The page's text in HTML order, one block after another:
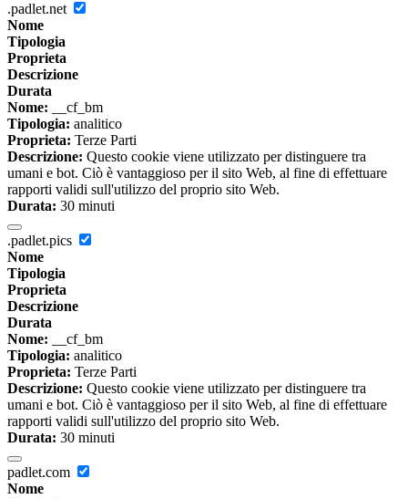
.padlet.net
Nome
Tipologia
Proprieta
Descrizione
Durata
Nome: __cf_bm
Tipologia: analitico
Proprieta: Terze Parti
Descrizione: Questo cookie viene utilizzato per distinguere tra
umani e bot. Ciò è vantaggioso per il sito Web, al fine di effettuare
rapporti validi sull'utilizzo del proprio sito Web.
Durata: 30 minuti
.padlet.pics
Nome
Tipologia
Proprieta
Descrizione
Durata
Nome: __cf_bm
Tipologia: analitico
Proprieta: Terze Parti
Descrizione: Questo cookie viene utilizzato per distinguere tra
umani e bot. Ciò è vantaggioso per il sito Web, al fine di effettuare
rapporti validi sull'utilizzo del proprio sito Web.
Durata: 30 minuti
padlet.com
Nome